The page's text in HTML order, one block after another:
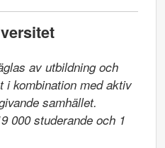
av utbildning och
i kombination med aktiv
samhället.
000 studerande och 1